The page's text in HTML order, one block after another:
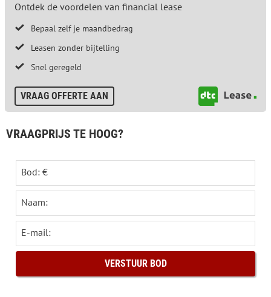
Ontdek de voordelen van financial lease
Bepaal zelf je maandbedrag
Leasen zonder bijtelling
Snel geregeld
VRAAG OFFERTE AAN
VRAAGPRIJS TE HOOG?
Bod: €
Naam:
E-mail: